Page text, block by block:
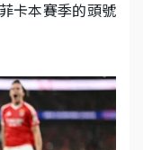
卡本賽季的頭號